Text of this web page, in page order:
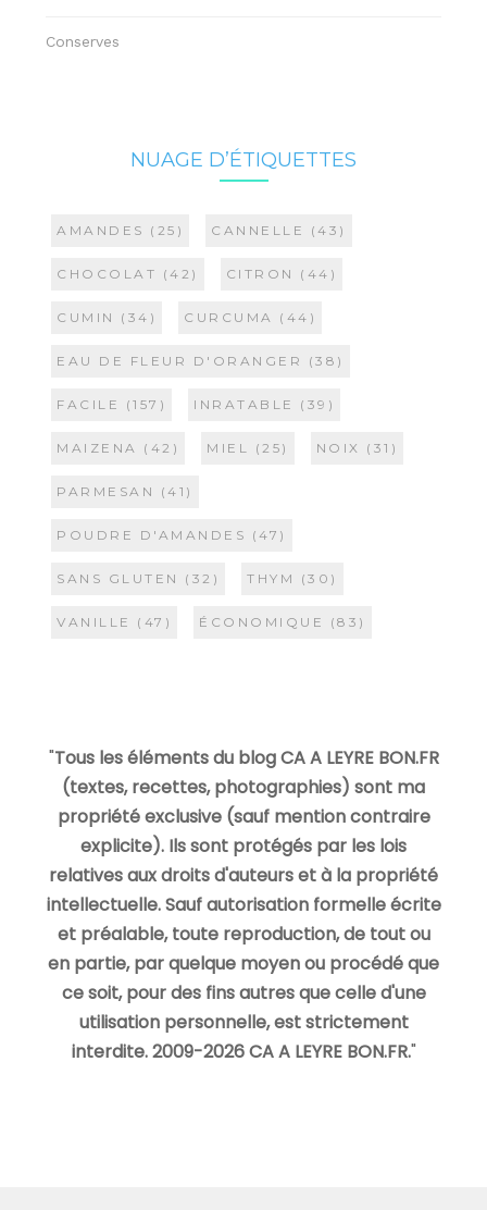
Conserves
NUAGE D’ÉTIQUETTES
AMANDES (25) CANNELLE (43)
CHOCOLAT (42) CITRON (44)
CUMIN (34) CURCUMA (44)
EAU DE FLEUR D'ORANGER (38)
FACILE (157) INRATABLE (39)
MAIZENA (42) MIEL (25) NOIX (31)
PARMESAN (41)
POUDRE D'AMANDES (47)
SANS GLUTEN (32) THYM (30)
VANILLE (47) ÉCONOMIQUE (83)
"Tous les éléments du blog CA A LEYRE BON.FR
(textes, recettes, photographies) sont ma
propriété exclusive (sauf mention contraire
explicite). Ils sont protégés par les lois
relatives aux droits d'auteurs et à la propriété
intellectuelle. Sauf autorisation formelle écrite
et préalable, toute reproduction, de tout ou
en partie, par quelque moyen ou procédé que
ce soit, pour des fins autres que celle d'une
utilisation personnelle, est strictement
interdite. 2009-2026 CA A LEYRE BON.FR."